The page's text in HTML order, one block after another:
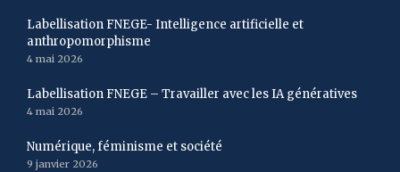
Labellisation FNEGE- Intelligence artificielle et
anthropomorphisme
4 mai 2026
Labellisation FNEGE – Travailler avec les IA génératives
4 mai 2026
Numérique, féminisme et société
9 janvier 2026